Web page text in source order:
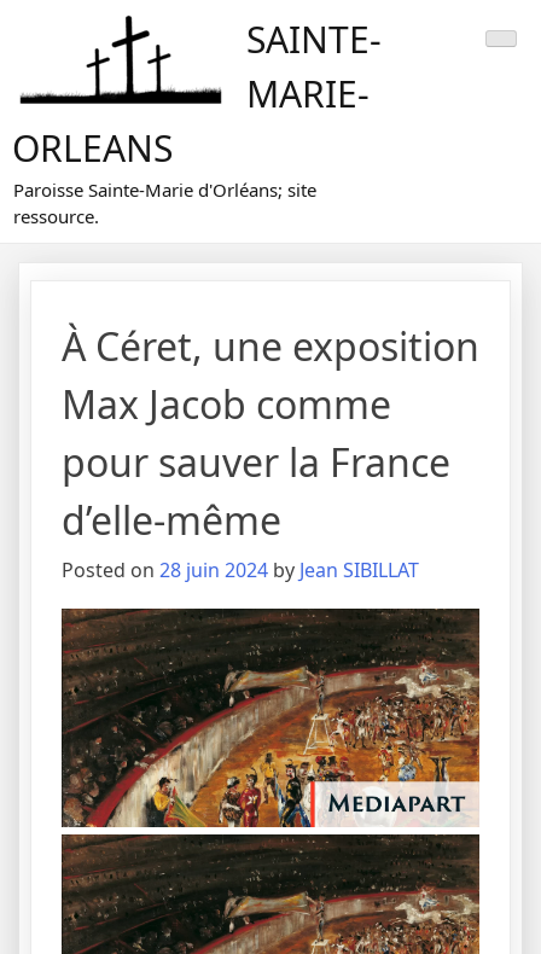
SAINTE-
MARIE-
ORLEANS
Paroisse Sainte-Marie d'Orléans; site
ressource.
À Céret, une exposition
Max Jacob comme
pour sauver la France
d’elle-même
Posted on 28 juin 2024 by Jean SIBILLAT